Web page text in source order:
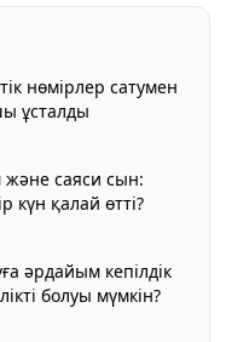
нөмірлер сатумен
ұсталды
және саяси сын:
күн қалай өтті?
әрдайым кепілдік
болуы мүмкін?